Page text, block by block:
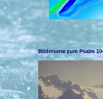
Bilderserie zum Psalm